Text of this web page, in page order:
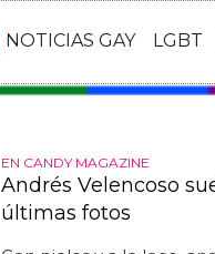
NOTICIAS GAY LGBT
EN CANDY MAGAZINE
Andrés Velencoso
últimas fotos